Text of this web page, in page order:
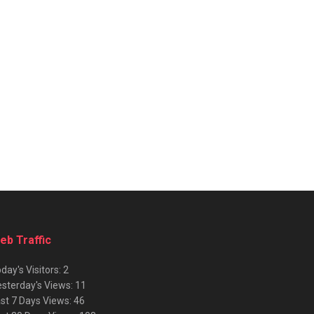
Traffic
Visitors: 2
Views: 11
7 Days Views: 46